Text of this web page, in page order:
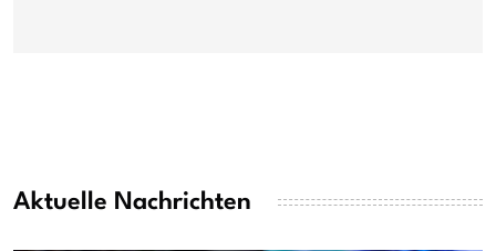
Aktuelle Nachrichten